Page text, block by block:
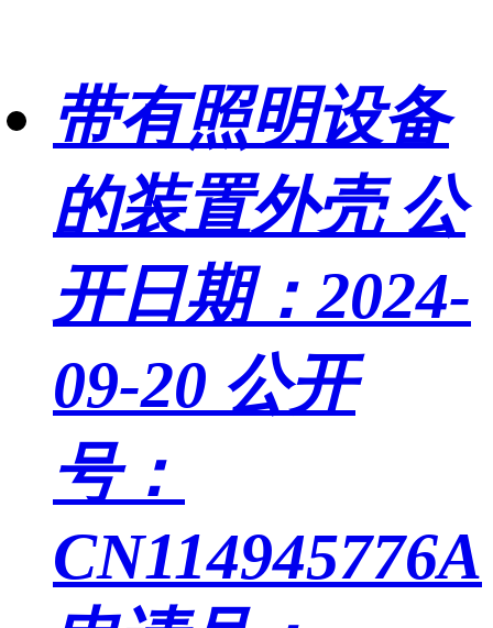
带有照明设备
的装置外壳 公
开日期：2024-
09-20 公开
号：
CN114945776A